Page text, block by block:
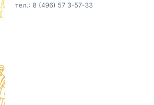
тел.: 8 (496) 57 3-57-33